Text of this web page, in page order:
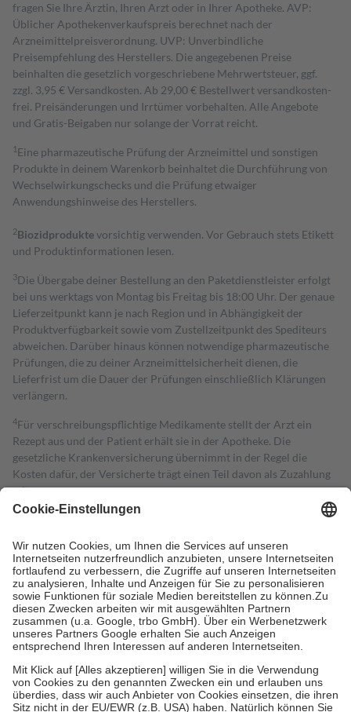
fragen Sie Ihre Ärztin, Ihren Arzt oder in Ihrer Apotheke. AVP:
Üblicher Apothekenverkaufspreis berechnet nach der
Arzneimittelpreisverordnung. UVP: Unverbindliche
Preisempfehlung des Herstellers. Die angegebenen Preise
beinhalten die gesetzlich vorgeschriebene Mehrwertsteuer, ggf.
zzgl. 3,95 € Versandkosten. Ab 29,00 € Bestell­wert versand­kosten­
frei. Preisänderungen und Irrtümer vorbehalten. Alle Angebote
und Gratis-Beigaben nur solange der Vorrat reicht.
1 Eine pharmazeutische Prüfung der Arzneimittel und sonstigen
Produkte in deinem Warenkorb beinhaltet die Durchführung von
Wechselwirkungschecks und die Prüfung etwaiger
Anwendungshinweise des Herstellers.
2Biozidproduktevorsichtig verwenden. Vor Gebrauch stets Etikett
und Produktinformationen lesen.
3Die Übergabe deiner Bestellung an den Paketdienstleister erfolgt
bei uns werktags von Montag bis Freitag bis 18:00 Uhr. Der genaue
Lieferzeitpunkt kann je nach Region und in Abhängigkeit der
Produktverfügbarkeit sowie vom Zustellzeitpunkt des Spediteurs
abweichen. Darüber hinaus können notwendige pharmazeutische
Prüfungen, die zu deiner Arzneimittelsicherheit dienen, die
Lieferfrist um die Dauer der Prüfungen einschließlich Klärungen
verlängern.
4Für verschreibungspflichtige Medikamente stellt der Arzt ein
Rezept aus und der Patient erhält sie in der Apotheke. Die
gesetzliche Krankenversicherung übernimmt in der Regel die
Kosten dafür, der Versicherte trägt einen Teil davon als Zuzahlung
mit.
Grundsätzlich leisten Mitglieder Zuzahlungen in Höhe von zehn
höchstens zehn Euro.
Es sind jedoch nie mehr als die tatsächlichen
Kosten der Leistung zu entrichten.
Diese Regeln gelten grundsätzlich auch für Online-Apotheken.
Bei Heilmitteln und häuslicher Krankenpflege beträgt die
Zuzahlung zehn Prozent der Kosten sowie zehn Euro je
Verordnung.
Um das Engagement der Versicherten für ihre eigene Gesundheit zu
stärken und die besondere Stellung der Familie zu unterstützen,
fallenkeine Zuzahlungenan bei:
• Kindern und Jugendlichen bis zum vollendeten 18. Lebensjahr
mit Ausnahme der Fahrkosten